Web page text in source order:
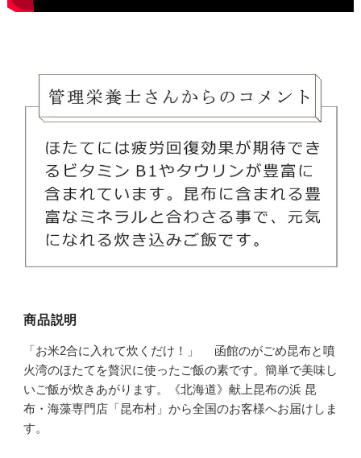
商品説明
「お米2合に入れて炊くだけ！」 函館のがごめ昆布と噴
火湾のほたてを贅沢に使ったご飯の素です。簡単で美味し
いご飯が炊きあがります。《北海道》献上昆布の浜 昆
布・海藻専門店「昆布村」から全国のお客様へお届けしま
す。